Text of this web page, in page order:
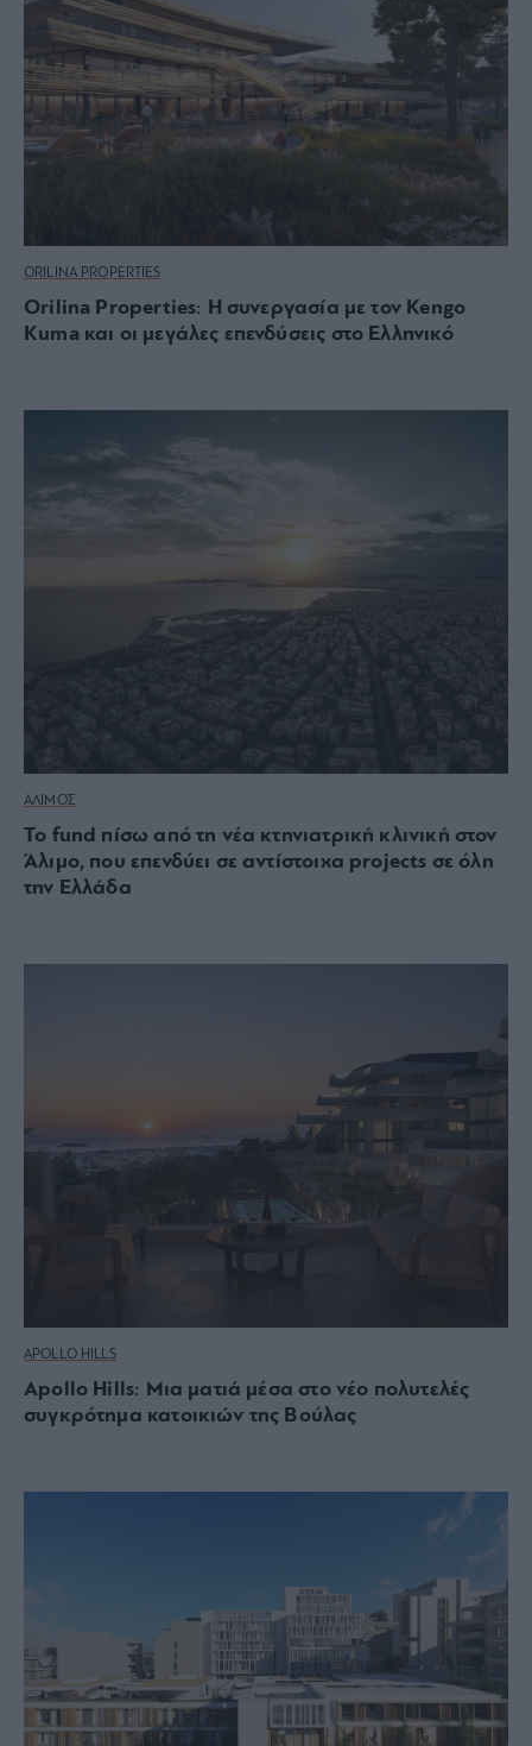
ORILINA PROPERTIES
Orilina Properties: Η συνεργασία με τον Kengo
Kuma και οι μεγάλες επενδύσεις στο Ελληνικό
ΑΛΙΜΟΣ
Το fund πίσω από τη νέα κτηνιατρική κλινική στον
Άλιμο, που επενδύει σε αντίστοιχα projects σε όλη
την Ελλάδα
APOLLO HILLS
Apollo Hills: Μια ματιά μέσα στο νέο πολυτελές
συγκρότημα κατοικιών της Βούλας